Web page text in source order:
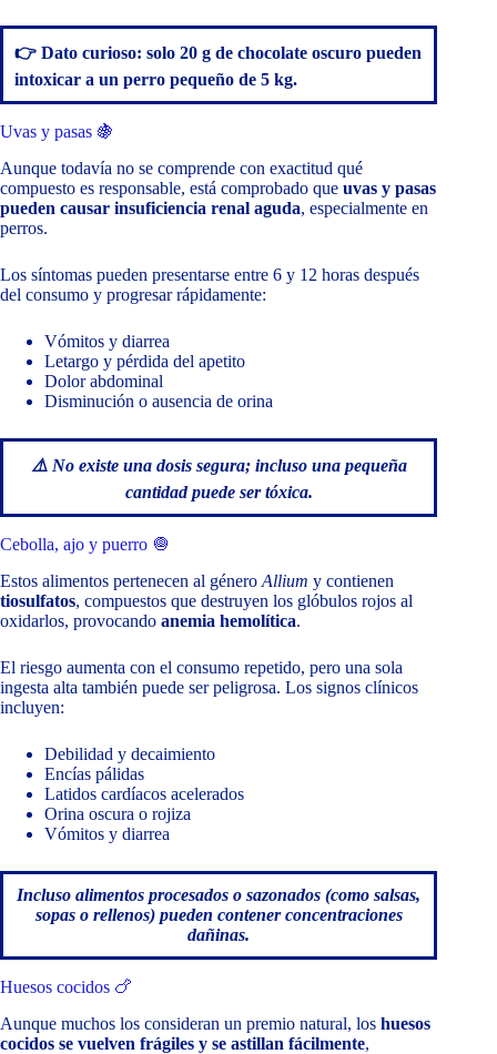
👉 Dato curioso: solo 20 g de chocolate oscuro pueden
intoxicar a un perro pequeño de 5 kg.
Uvas y pasas 🍇
Aunque todavía no se comprende con exactitud qué
compuesto es responsable, está comprobado que uvas y pasas
pueden causar insuficiencia renal aguda, especialmente en
perros.
Los síntomas pueden presentarse entre 6 y 12 horas después
del consumo y progresar rápidamente:
Vómitos y diarrea
Letargo y pérdida del apetito
Dolor abdominal
Disminución o ausencia de orina
⚠️ No existe una dosis segura; incluso una pequeña
cantidad puede ser tóxica.
Cebolla, ajo y puerro 🧅
Estos alimentos pertenecen al género Allium y contienen
tiosulfatos, compuestos que destruyen los glóbulos rojos al
oxidarlos, provocando anemia hemolítica.
El riesgo aumenta con el consumo repetido, pero una sola
ingesta alta también puede ser peligrosa. Los signos clínicos
incluyen:
Debilidad y decaimiento
Encías pálidas
Latidos cardíacos acelerados
Orina oscura o rojiza
Vómitos y diarrea
Incluso alimentos procesados o sazonados (como salsas,
sopas o rellenos) pueden contener concentraciones
dañinas.
Huesos cocidos 🍗
Aunque muchos los consideran un premio natural, los huesos
cocidos se vuelven frágiles y se astillan fácilmente,